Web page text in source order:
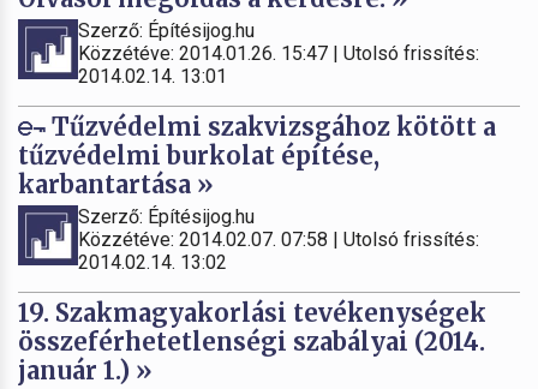
Szerző: Építésijog.hu
Közzétéve: 2014.01.26. 15:47 | Utolsó frissítés:
2014.02.14. 13:01
Tűzvédelmi szakvizsgához kötött a
tűzvédelmi burkolat építése,
karbantartása »
Szerző: Építésijog.hu
Közzétéve: 2014.02.07. 07:58 | Utolsó frissítés:
2014.02.14. 13:02
19. Szakmagyakorlási tevékenységek
összeférhetetlenségi szabályai (2014.
január 1.) »